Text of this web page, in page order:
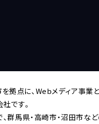
拠点に、Webメディア事業
社です。
群馬県・高崎市・沼田市な